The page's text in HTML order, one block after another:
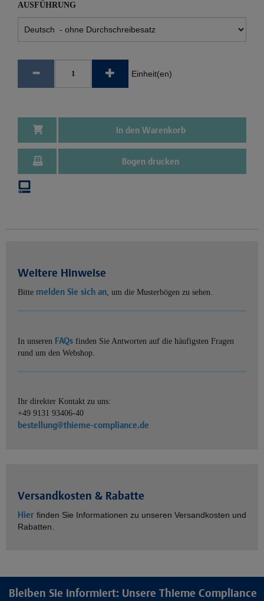
AUSFÜHRUNG
Einheit(en)
In den Warenkorb
Bogen drucken
Weitere Hinweise
Bitte melden Sie sich an, um die Musterbögen zu sehen.
In unseren FAQs finden Sie Antworten auf die häufigsten Fragen
rund um den Webshop.
Ihr direkter Kontakt zu uns:
+49 9131 93406-40
bestellung@thieme-compliance.de
Versandkosten & Rabatte
Hier finden Sie Informationen zu unseren Versandkosten und
Rabatten.
Bleiben Sie informiert: Unsere Thieme Compliance